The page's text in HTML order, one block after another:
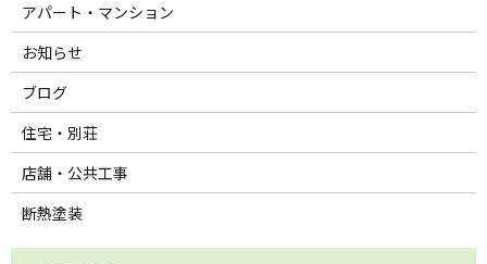
アパート・マンション
お知らせ
ブログ
住宅・別荘
店舗・公共工事
断熱塗装